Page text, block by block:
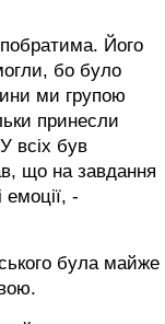
Його
бо було
ми групою
принесли
всіх був
що на завдання
-
була майже